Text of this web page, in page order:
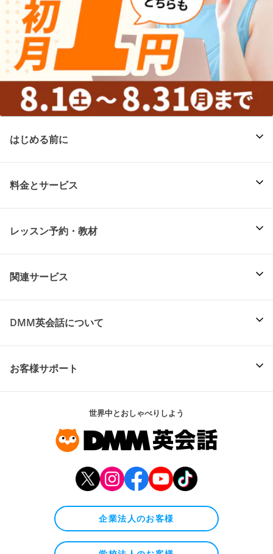
はじめる前に
料金とサービス
レッスン予約・教材
関連サービス
DMM英会話について
お客様サポート
世界中とおしゃべりしよう
企業法人のお客様